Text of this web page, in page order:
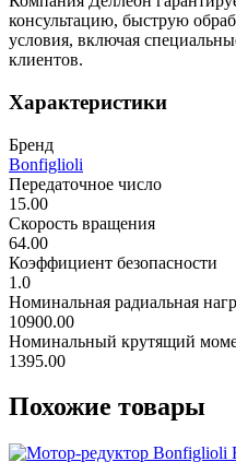
консультацию, быструю
условия, включая
клиентов.
Характеристики
Бренд
Bonfiglioli
Передаточное число
15.00
Скорость вращения
64.00
Коэффициент безопасности
1.0
Номинальная радиальная
10900.00
Номинальный крутящий
1395.00
Похожие товары